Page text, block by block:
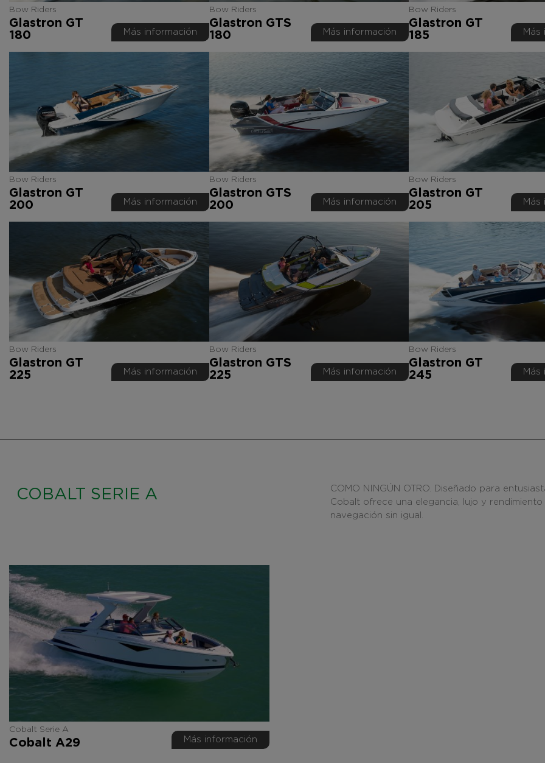
Bow Riders
Glastron GT
180
Más información
Bow Riders
Glastron GTS
180
Más información
Bow Riders
Glastron GT
185
Más
Bow Riders
Glastron GT
200
Más información
Bow Riders
Glastron GTS
200
Más información
Bow Riders
Glastron GT
205
Más
Bow Riders
Glastron GT
225
Más información
Bow Riders
Glastron GTS
225
Más información
Bow Riders
Glastron GT
245
Más
COBALT SERIE A
COMO NINGÚN OTRO. Diseñado para
Cobalt ofrece una elegancia, lujo y
navegación sin igual.
Cobalt Serie A
Cobalt A29 Más información